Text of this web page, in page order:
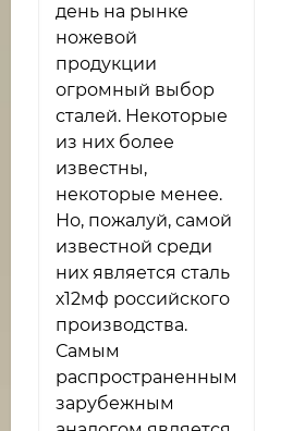
день на рынке
ножевой
продукции
огромный выбор
сталей. Некоторые
из них более
известны,
некоторые менее.
Но, пожалуй, самой
известной среди
них является сталь
х12мф российского
производства.
Самым
распространенным
зарубежным